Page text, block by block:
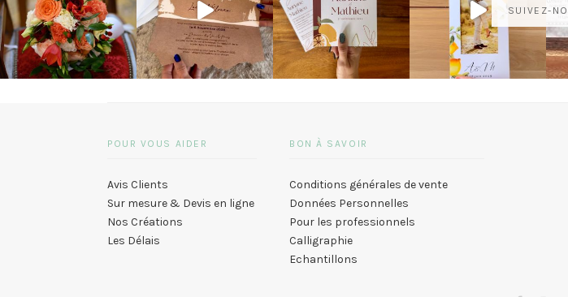
SUIVEZ-
POUR VOUS AIDER
Avis Clients
Sur mesure & Devis en ligne
Nos Créations
Les Délais
BON À SAVOIR
Conditions générales de vente
Données Personnelles
Pour les professionnels
Calligraphie
Echantillons